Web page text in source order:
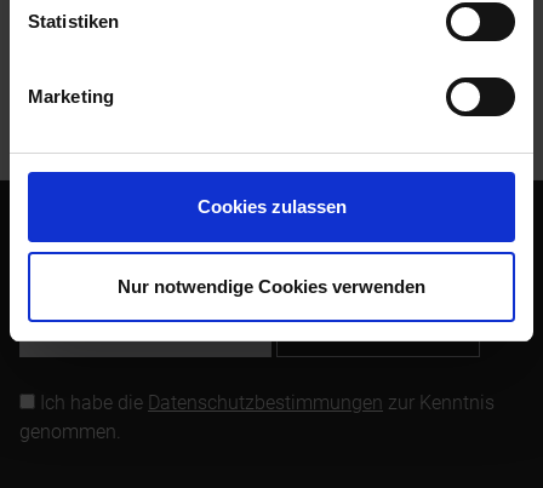
Statistiken
Marketing
Cookies zulassen
Nur notwendige Cookies verwenden
Bewertungen lesen, schreiben und diskutieren...
mehr
Abonnieren Sie den kostenlosen Newsletter und verpassen
Ich habe die Datenschutzbestimmungen zur Kenntnis
genommen.